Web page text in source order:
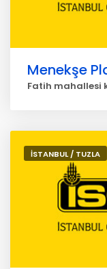
Menekşe
Fatih mahallesi
İSTANBUL / TUZLA